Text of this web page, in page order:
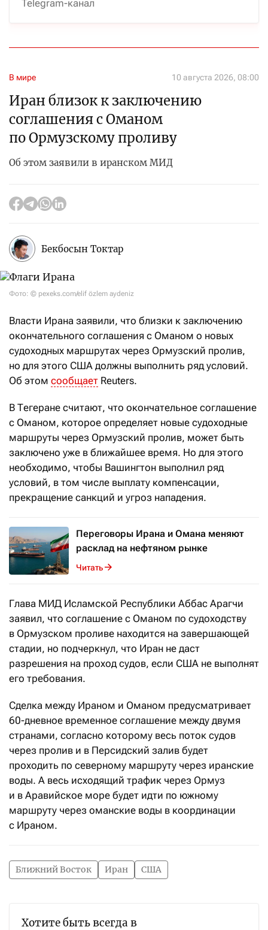
Telegram-канал
В мире 10 августа 2026, 08:00
Иран близок к заключению
соглашения с Оманом
по Ормузскому проливу
Об этом заявили в иранском МИД
Бекбосын Токтар
Фото: © pexeks.com/elif özlem aydeniz
Власти Ирана заявили, что близки к заключению
окончательного соглашения с Оманом о новых
судоходных маршрутах через Ормузский пролив,
но для этого США должны выполнить ряд условий.
Об этом сообщает Reuters.
В Тегеране считают, что окончательное соглашение
с Оманом, которое определяет новые судоходные
маршруты через Ормузский пролив, может быть
заключено уже в ближайшее время. Но для этого
необходимо, чтобы Вашингтон выполнил ряд
условий, в том числе выплату компенсации,
прекращение санкций и угроз нападения.
Переговоры Ирана и Омана меняют
расклад на нефтяном рынке
Читать
Глава МИД Исламской Республики Аббас Арагчи
заявил, что соглашение с Оманом по судоходству
в Ормузском проливе находится на завершающей
стадии, но подчеркнул, что Иран не даст
разрешения на проход судов, если США не выполнят
его требования.
Сделка между Ираном и Оманом предусматривает
60-дневное временное соглашение между двумя
странами, согласно которому весь поток судов
через пролив и в Персидский залив будет
проходить по северному маршруту через иранские
воды. А весь исходящий трафик через Ормуз
и в Аравийское море будет идти по южному
маршруту через оманские воды в координации
с Ираном.
Ближний Восток Иран США
Хотите быть всегда в